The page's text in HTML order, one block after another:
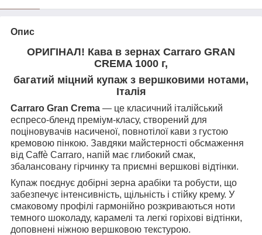
Опис
ОРИГІНАЛ! Кава в зернах Carraro GRAN
CREMA 1000 г,
багатий міцний купаж з вершковими нотами,
Італія
Carraro Gran Crema — це класичний італійський
еспресо-бленд преміум-класу, створений для
поціновувачів насиченої, повнотілої кави з густою
кремовою пінкою. Завдяки майстерності обсмаження
від Caffè Carraro, напій має глибокий смак,
збалансовану гірчинку та приємні вершкові відтінки.
Купаж поєднує добірні зерна арабіки та робусти, що
забезпечує інтенсивність, щільність і стійку крему. У
смаковому профілі гармонійно розкриваються ноти
темного шоколаду, карамелі та легкі горіхові відтінки,
доповнені ніжною вершковою текстурою.